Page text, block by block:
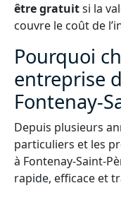
être gratuitsi la
couvre le coût de
Pourquoi
entreprise
Fontenay-
Depuis plusieurs
particuliers et les
à Fontenay-Saint-
rapide, efficace et